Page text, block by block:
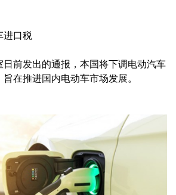
进口税
日前发出的通报，本国将下调电动汽车
在推进国内电动车市场发展。